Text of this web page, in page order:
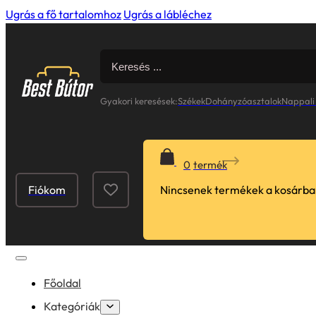
Ugrás a fő tartalomhoz Ugrás a lábléchez
for:
Gyakori keresések:SzékekDohányzóasztalok
Fiókom
0
Nincsenek termékek a
Főoldal
Kategóriák